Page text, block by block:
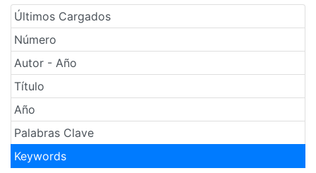
Últimos Cargados
Número
Autor - Año
Título
Año
Palabras Clave
Keywords